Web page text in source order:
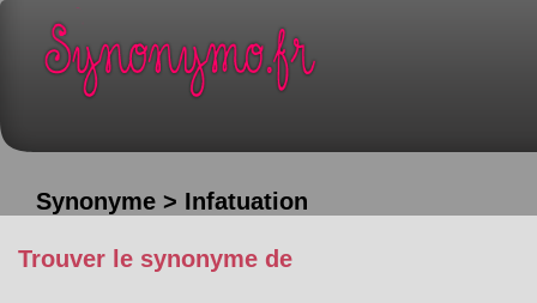
Synonyme > Infatuation
Trouver le synonyme de